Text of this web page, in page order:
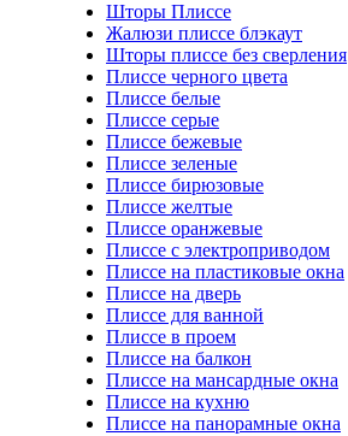
Шторы Плиссе
Жалюзи плиссе блэкаут
Шторы плиссе без сверления
Плиссе черного цвета
Плиссе белые
Плиссе серые
Плиссе бежевые
Плиссе зеленые
Плиссе бирюзовые
Плиссе желтые
Плиссе оранжевые
Плиссе с электроприводом
Плиссе на пластиковые окна
Плиссе на дверь
Плиссе для ванной
Плиссе в проем
Плиссе на балкон
Плиссе на мансардные окна
Плиссе на кухню
Плиссе на панорамные окна